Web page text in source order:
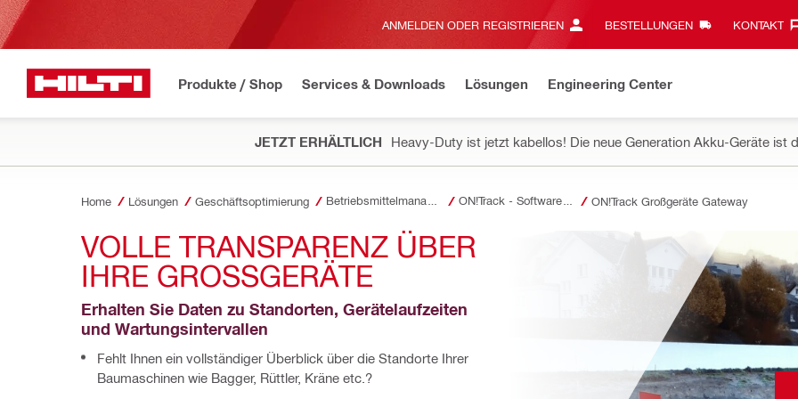
ANMELDEN ODER REGISTRIEREN BESTELLUNGEN KONTAKT‎
Produkte / Shop Services & Downloads Lösungen Engineering Center
JETZT ERHÄLTLICH Heavy-Duty ist jetzt kabellos! Die neue Generation Akku-Geräte ist
Home Lösungen Geschäftsoptimierung ON!Track Großgeräte Gateway
VOLLE TRANSPARENZ ÜBER
IHRE GROSSGERÄTE
Erhalten Sie Daten zu Standorten, Gerätelaufzeiten
und Wartungsintervallen
Fehlt Ihnen ein vollständiger Überblick über die Standorte Ihrer
Baumaschinen wie Bagger, Rüttler, Kräne etc.?​